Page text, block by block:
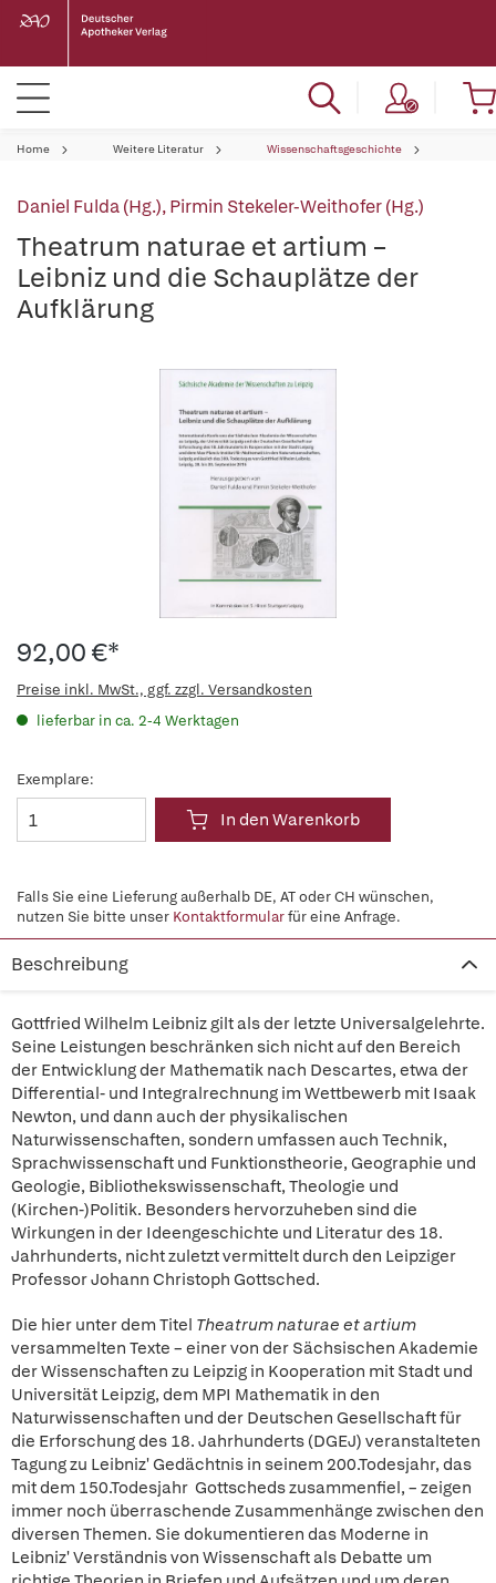
Home Weitere Literatur Wissenschaftsgeschichte
Daniel Fulda (Hg.),Pirmin Stekeler-Weithofer (Hg.)
Theatrum naturae et artium –
Leibniz und die Schauplätze der
Aufklärung
92,00 €*
Preise inkl. MwSt., ggf. zzgl. Versandkosten
lieferbar in ca. 2-4 Werktagen
Exemplare:
In den Warenkorb
Falls Sie eine Lieferung außerhalb DE, AT oder CH wünschen,
nutzen Sie bitte unser Kontaktformularfür eine Anfrage.
Beschreibung
Gottfried Wilhelm Leibniz gilt als der letzte Universalgelehrte.
Seine Leistungen beschränken sich nicht auf den Bereich
der Entwicklung der Mathematik nach Descartes, etwa der
Differential- und Integralrechnung im Wettbewerb mit Isaak
Newton, und dann auch der physikalischen
Naturwissenschaften, sondern umfassen auch Technik,
Sprachwissenschaft und Funktionstheorie, Geographie und
Geologie, Bibliothekswissenschaft, Theologie und
(Kirchen-)Politik. Besonders hervorzuheben sind die
Wirkungen in der Ideengeschichte und Literatur des 18.
Jahrhunderts, nicht zuletzt vermittelt durch den Leipziger
Professor Johann Christoph Gottsched.
Die hier unter dem Titel Theatrum naturae et artium
versammelten Texte – einer von der Sächsischen Akademie
der Wissenschaften zu Leipzig in Kooperation mit Stadt und
Universität Leipzig, dem MPI Mathematik in den
Naturwissenschaften und der Deutschen Gesellschaft für
die Erforschung des 18. Jahrhunderts (DGEJ) veranstalteten
Tagung zu Leibniz' Gedächtnis in seinem 200.Todesjahr, das
mit dem 150.Todesjahr Gottscheds zusammenfiel, – zeigen
immer noch überraschende Zusammenhänge zwischen den
diversen Themen. Sie dokumentieren das Moderne in
Leibniz' Verständnis von Wissenschaft als Debatte um